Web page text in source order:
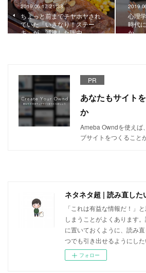
2019.06.17 21:38
ちょっと前までチヤホヤされ
ていた「いきなり！ステー
キ」が、減速した理由
心理
時代
か
PR
あなたもサイト
か
Ameba Owndを使えば
ブサイトをつくること
ネタネタ超 | 読み直した
「これは有益な情報だ！」
しまうことがよくあります
に置いておくように、読み
つでも引き出せるようにした
フォロー